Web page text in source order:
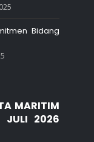
Bidang
MARITIM
JULI 2026